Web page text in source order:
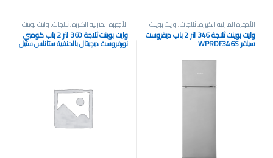
الأجهزة المنزلية الكبيرة,ثلاجات,وايت بوينت
وايت بوينت ثلاجة 346 لتر 2 باب ديفروست
سيلفر WPRDF346S
الأجهزة المنزلية الكبيرة,ثلاجات,وايت بوينت
وايت بوينت ثلاجة 360 لتر 2 باب كومبي
نورفروست ديچيتال بالحنفية ستانلس ستيل
WPRC383DWDX